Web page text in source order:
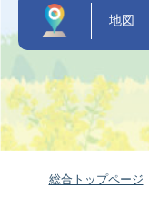
地図
総合トップページ